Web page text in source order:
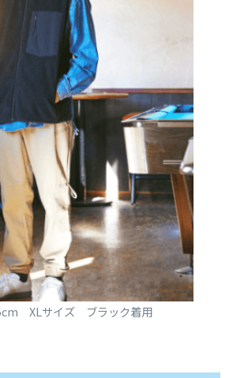
XLサイズ ブラック着用